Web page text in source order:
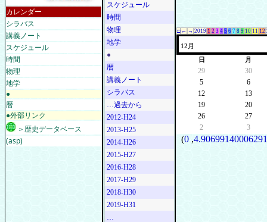
カレンダー
シラバス
講義ノート
スケジュール
時間
物理
地学
●
暦
●外部リンク
＞歴史データベース
(asp)
スケジュール
時間
物理
地学
●
暦
講義ノート
シラバス
…過去から
2012-H24
2013-H25
2014-H26
2015-H27
2016-H28
2017-H29
2018-H30
2019-H31
…
□ ← → 2019 1 2 3 4 5 6 7 8 9 10 11 12
12月
日 月
29
30
5
6
12
13
19
20
26
27
2
3
(0 ,